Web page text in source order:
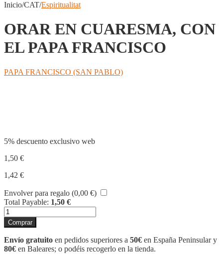
Inicio/CAT/Espiritualitat
ORAR EN CUARESMA, CON
EL PAPA FRANCISCO
PAPA FRANCISCO (SAN PABLO)
5% descuento exclusivo web
1,50 €
1,42 €
Envolver para regalo (0,00 €)
Total Payable: 1,50 €
ORAR
EN
CUARESMA,
CON
EL
Comprar
Envío gratuito en pedidos superiores a 50€ en España Peninsular y
80€ en Baleares; o podéis recogerlo en la tienda.